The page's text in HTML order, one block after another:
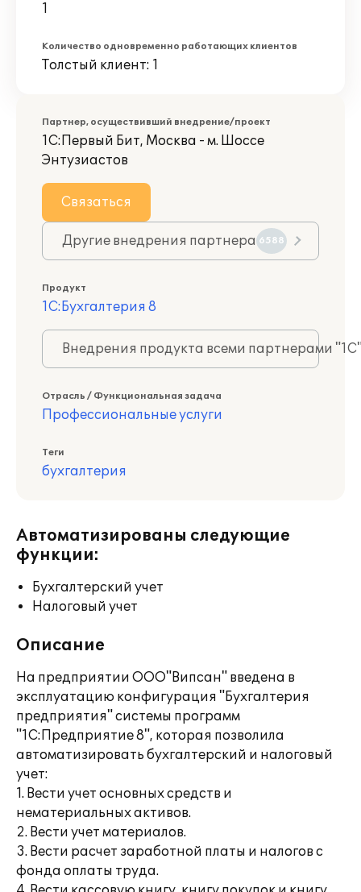
1
Количество одновременно работающих клиентов
Толстый клиент: 1
Партнер, осуществивший внедрение/проект
1С:Первый Бит, Москва - м. Шоссе
Энтузиастов
Связаться
Другие внедрения партнера 6588
Продукт
1С:Бухгалтерия 8
Внедрения продукта всеми партнерами
Отрасль / Функциональная задача
Профессиональные услуги
Теги
бухгалтерия
Автоматизированы следующие
функции:
Бухгалтерский учет
Налоговый учет
Описание
На предприятии ООО"Випсан" введена в
эксплуатацию конфигурация "Бухгалтерия
предприятия" системы программ
"1С:Предприятие 8", которая позволила
автоматизировать бухгалтерский и налоговый
учет:
1. Вести учет основных средств и
нематериальных активов.
2. Вести учет материалов.
3. Вести расчет заработной платы и налогов с
фонда оплаты труда.